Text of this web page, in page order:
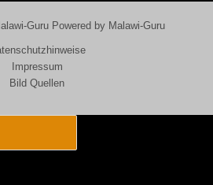
Guru Powered by Malawi-Guru
Impressum
Bild Quellen